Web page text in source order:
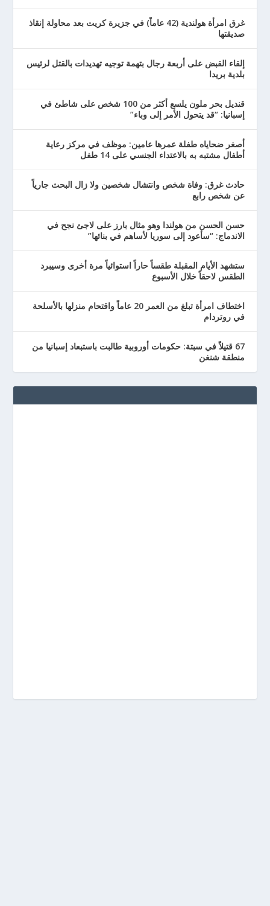
غرق امرأة هولندية (42 عاماً) في جزيرة كريت بعد محاولة إنقاذ
صديقتها
إلقاء القبض على أربعة رجال بتهمة توجيه تهديدات بالقتل لرئيس
بلدية بريدا
قنديل بحر ملون يلسع أكثر من 100 شخص على شاطئ في
إسبانيا: “قد يتحول الأمر إلى وباء”
أصغر ضحاياه طفلة عمرها عامين: موظف في مركز رعاية
أطفال مشتبه به بالاعتداء الجنسي على 14 طفل
حادث غرق: وفاة شخص وانتشال شخصين ولا زال البحث جارياً
عن شخص رابع
حسن الحسن من هولندا وهو مثال بارز على لاجئ نجح في
الاندماج: “سأعود إلى سوريا لأساهم في بنائها”
ستشهد الأيام المقبلة طقساً حاراً استوائياً مرة أخرى وسيبرد
الطقس لاحقاً خلال الأسبوع
اختطاف امرأة تبلغ من العمر 20 عاماً واقتحام منزلها بالأسلحة
في روتردام
67 قتيلاً في سبتة: حكومات أوروبية طالبت باستبعاد إسبانيا من
منطقة شنغن